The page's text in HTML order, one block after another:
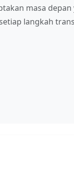
masa depan
langkah